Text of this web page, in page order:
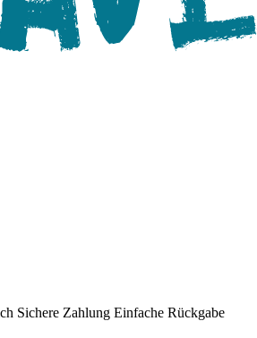
Sichere Zahlung Einfache Rückgabe